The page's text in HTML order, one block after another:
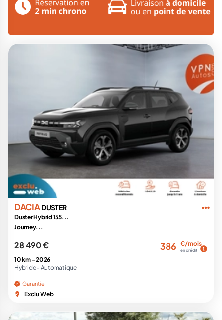
DACIADUSTER
Duster Hybrid 155...
Journey...
28 490 € 386 €/mois
en crédit
10 km -2026
Hybride - Automatique
Garantie
Exclu Web